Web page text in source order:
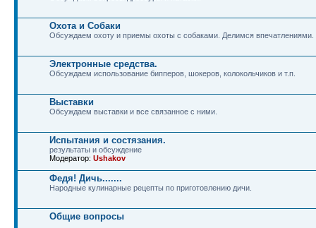
Охота и Собаки
Обсуждаем охоту и приемы охоты с собаками. Делимся впечатлениями.
Электронные средства.
Обсуждаем использование бипперов, шокеров, колокольчиков и т.п.
Выставки
Обсуждаем выставки и все связанное с ними.
Испытания и состязания.
результаты и обсуждение
Модератор: Ushakov
Федя! Дичь.......
Народные кулинарные рецепты по приготовлению дичи.
Общие вопросы